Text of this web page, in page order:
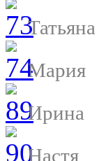
Татьяна
Мария
Ирина
Настя